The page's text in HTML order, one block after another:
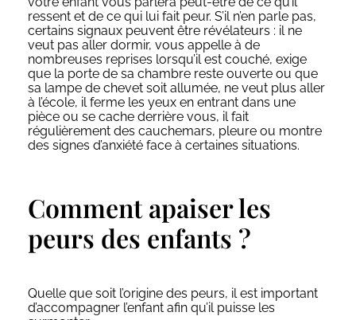
ressent et de ce qui lui fait peur. S’il n’en parle pas,
certains signaux peuvent être révélateurs : il ne
veut pas aller dormir, vous appelle à de
nombreuses reprises lorsqu’il est couché, exige
que la porte de sa chambre reste ouverte ou que
sa lampe de chevet soit allumée, ne veut plus aller
à l’école, il ferme les yeux en entrant dans une
pièce ou se cache derrière vous, il fait
régulièrement des cauchemars, pleure ou montre
des signes d’anxiété face à certaines situations.
Comment apaiser les
peurs des enfants ?
Quelle que soit l’origine des peurs, il est important
d’accompagner l’enfant afin qu’il puisse les